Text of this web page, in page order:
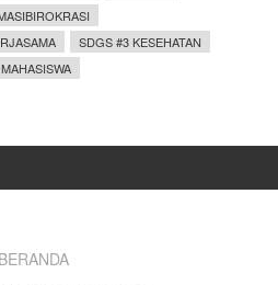
SDGS #3 KESEHATAN
BERANDA